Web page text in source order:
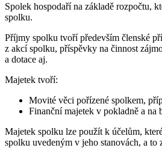
Spolek hospodaří na základě rozpočtu,
spolku.
Příjmy spolku tvoří především členské
z akcí spolku, příspěvky na činnost
a dotace aj.
Majetek tvoří:
Movité věci pořízené spolkem,
Finanční majetek v pokladně a na
Majetek spolku lze použít k účelům,
spolku uvedeným v jeho stanovách, a to